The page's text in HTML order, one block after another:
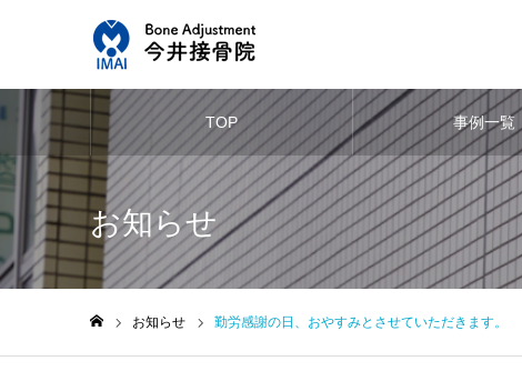
TOP 事例一覧
お知らせ
お知らせ 勤労感謝の日、おやすみとさせていただきます。